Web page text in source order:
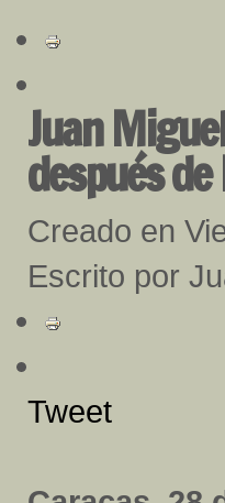
Juan
después
Creado en
Escrito por
Tweet